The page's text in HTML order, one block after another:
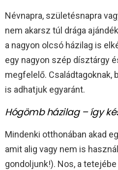
Névnapra, születésnapra
nem akarsz túl drága
a nagyon olcsó házilag is
egy nagyon szép dísztárgy
megfelelő. Családtagoknak,
is adhatjuk egyaránt.
Hógömb házilag – így
Mindenki otthonában akad
amit alig vagy nem is
gondoljunk!). Nos, a